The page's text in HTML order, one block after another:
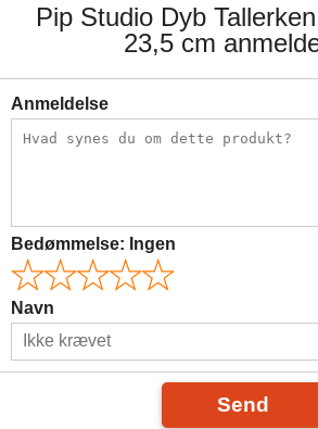
Pip Studio Dyb
23,5 cm
Anmeldelse
Bedømmelse: Ingen
Navn
Send